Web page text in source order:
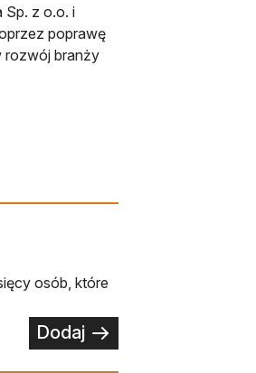
Sp. z o.o. i
poprawę
rozwój branży
osób, które
Dodaj